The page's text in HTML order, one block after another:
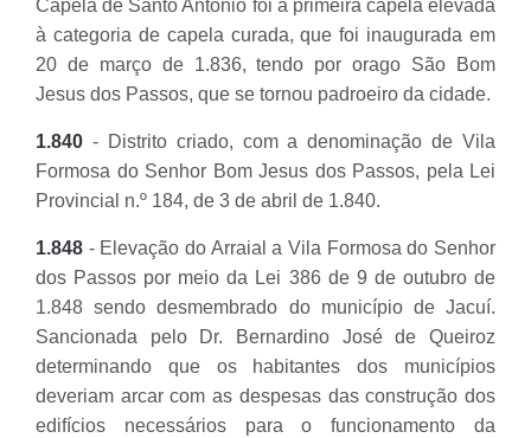
Capela de Santo Antonio foi a primeira capela elevada
à categoria de capela curada, que foi inaugurada em
20 de março de 1.836, tendo por orago São Bom
Jesus dos Passos, que se tornou padroeiro da cidade.
1.840 - Distrito criado, com a denominação de Vila
Formosa do Senhor Bom Jesus dos Passos, pela Lei
Provincial n.º 184, de 3 de abril de 1.840.
1.848 - Elevação do Arraial a Vila Formosa do Senhor
dos Passos por meio da Lei 386 de 9 de outubro de
1.848 sendo desmembrado do município de Jacuí.
Sancionada pelo Dr. Bernardino José de Queiroz
determinando que os habitantes dos municípios
deveriam arcar com as despesas das construção dos
edifícios necessários para o funcionamento da